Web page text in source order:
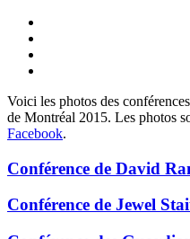
Voici les photos des
de Montréal 2015. Les photos
Facebook.
Conférence de David
Conférence de Jewel